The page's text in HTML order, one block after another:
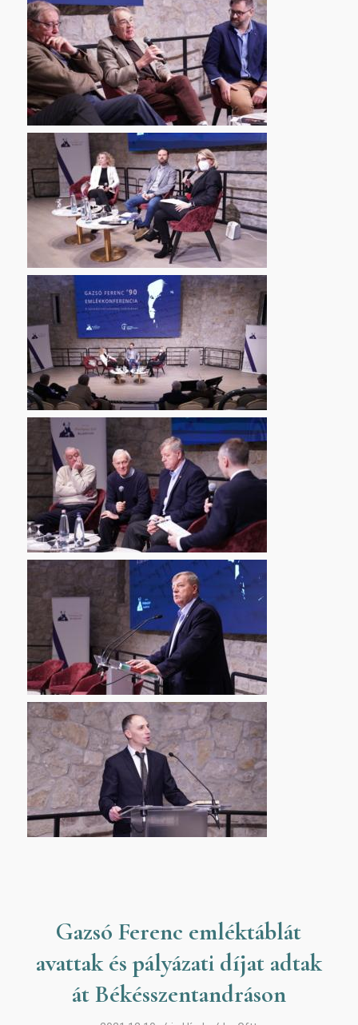
Gazsó Ferenc emléktáblát
avattak és pályázati díjat adtak
át Békésszentandráson